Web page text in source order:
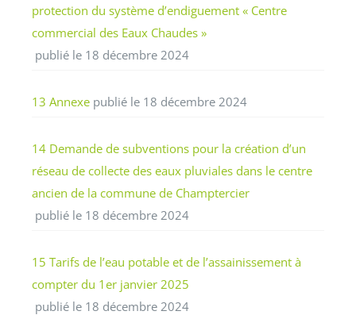
protection du système d’endiguement « Centre
commercial des Eaux Chaudes »
publié le 18 décembre 2024
13 Annexe publié le 18 décembre 2024
14 Demande de subventions pour la création d’un
réseau de collecte des eaux pluviales dans le centre
ancien de la commune de Champtercier
publié le 18 décembre 2024
15 Tarifs de l’eau potable et de l’assainissement à
compter du 1er janvier 2025
publié le 18 décembre 2024